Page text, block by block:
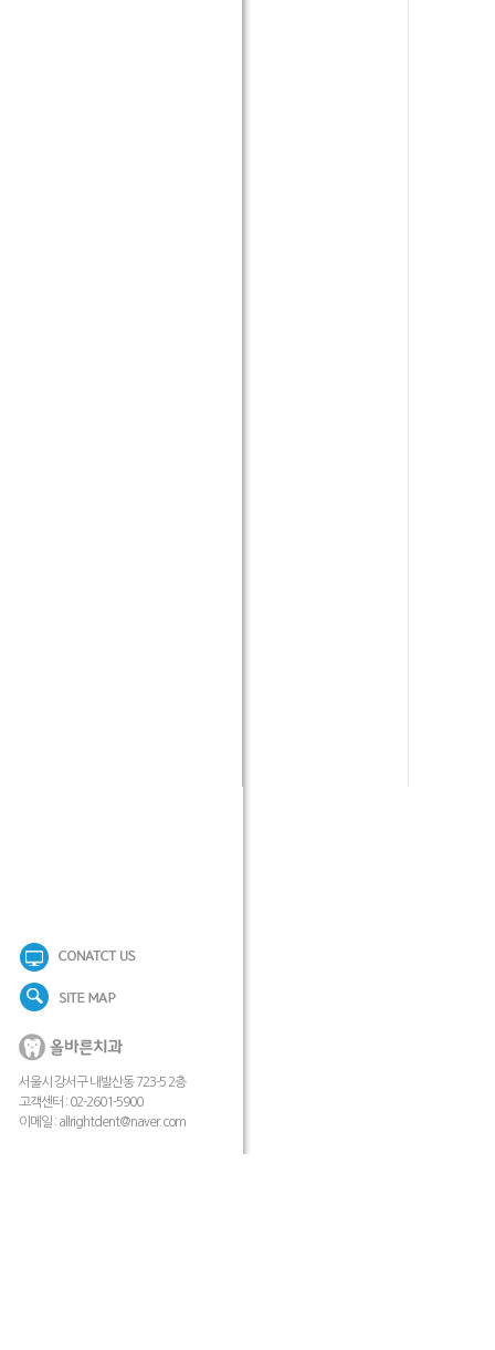
서울시 강서구 내발산동 723-5 2층
고객센터 : 02-2601-5900
이메일 : allrightdent@naver.com